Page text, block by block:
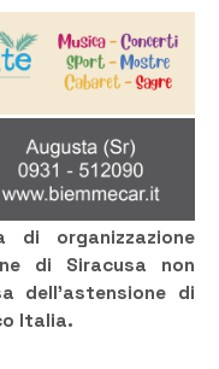
di organizzazione
di Siracusa non
dell’astensione di
Italia.